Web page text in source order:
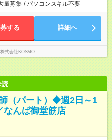
量募集 / パソコンスキル不要
する 詳細へ
株式会社KOSMO
読
（パート）◆週2日～1
なんば御堂筋店